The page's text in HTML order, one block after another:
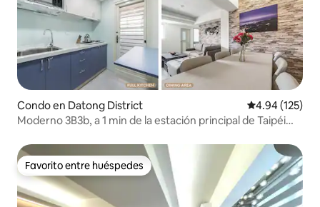
Condo en Datong District Calificación
4.94 (125)
Moderno 3B3b, a 1 min de la estación principal de Taipéi
Favorito entre huéspedes
Favorito entre huéspedes